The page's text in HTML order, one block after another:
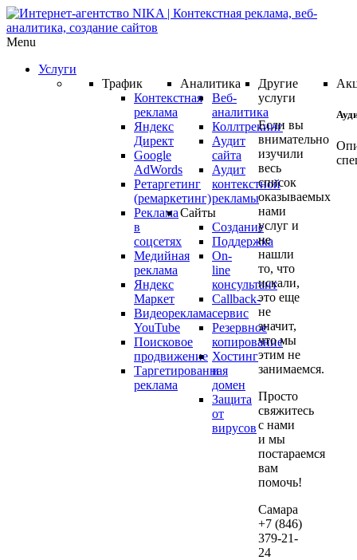
Menu
Услуги
Трафик
Контекстная
реклама
Яндекс
Директ
Google
AdWords
Ретаргетинг
(ремаркетинг)
Реклама
в
соцсетях
Медийная
реклама
Яндекс
Маркет
Видеореклама
YouTube
Поисковое
продвижение
Таргетированная
реклама
Аналитика
Веб-
аналитика
Коллтрекинг
Аудит
сайта
Аудит
контекстной
рекламы
Сайты
Создание
Поддержка
On-
line
консультант
Callback-
сервис
Резервное
копирование
Хостинг
и
домен
Защита
от
вирусов
Другие
услуги
Если вы
внимательно
изучили
весь
список
оказываемых
нами
услуг и
не
нашли
то, что
искали,
это еще
не
значит,
что мы
этим не
занимаемся.
Просто
свяжитесь
с нами
и мы
постараемся
вам
помочь!
Самара
+7 (846)
379-21-
24